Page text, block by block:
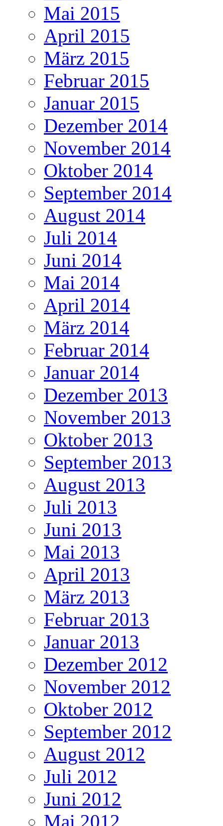
Mai 2015
April 2015
März 2015
Februar 2015
Januar 2015
Dezember 2014
November 2014
Oktober 2014
September 2014
August 2014
Juli 2014
Juni 2014
Mai 2014
April 2014
März 2014
Februar 2014
Januar 2014
Dezember 2013
November 2013
Oktober 2013
September 2013
August 2013
Juli 2013
Juni 2013
Mai 2013
April 2013
März 2013
Februar 2013
Januar 2013
Dezember 2012
November 2012
Oktober 2012
September 2012
August 2012
Juli 2012
Juni 2012
Mai 2012